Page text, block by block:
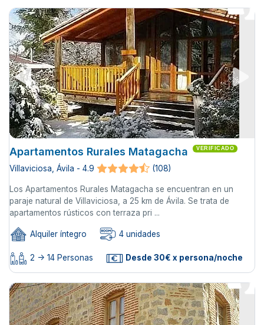
Apartamentos Rurales Matagacha VERIFICADO
Villaviciosa, Ávila - 4.9 (108)
Los Apartamentos Rurales Matagacha se encuentran en un
paraje natural de Villaviciosa, a 25 km de Ávila. Se trata de
apartamentos rústicos con terraza pri ...
Alquiler íntegro 4 unidades
2 -> 14 Personas Desde 30€ x persona/noche